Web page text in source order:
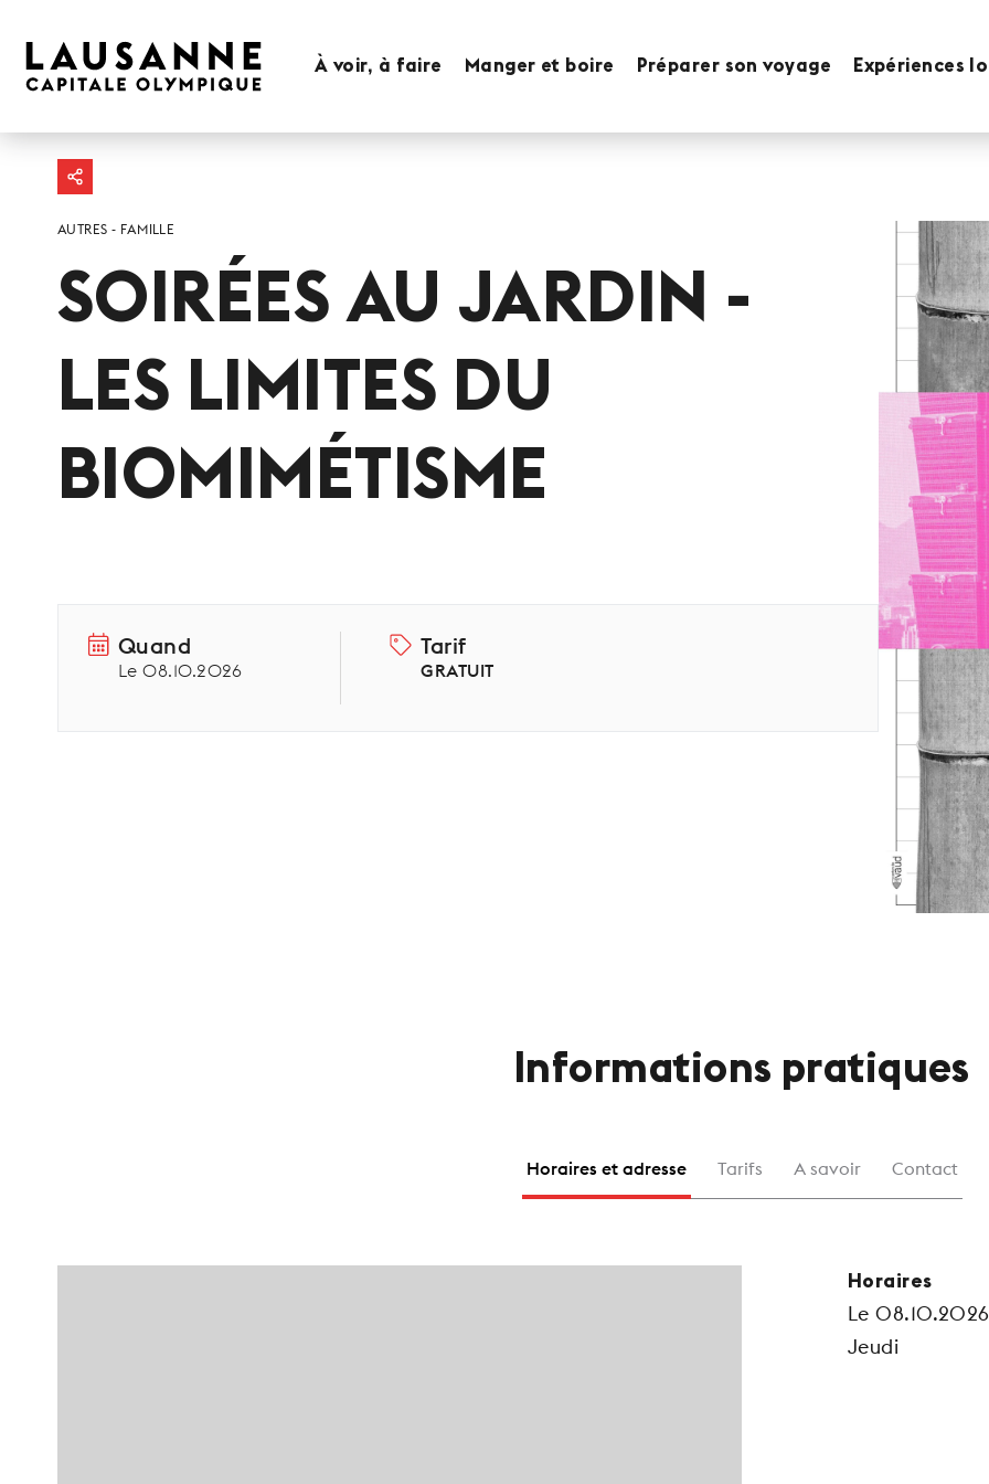
À voir, à faire Manger et boire Préparer son voyage Expériences
AUTRES FAMILLE
SOIRÉES AU JARDIN -
LES LIMITES DU
BIOMIMÉTISME
Quand
Le 08.10.2026
Tarif
GRATUIT
Informations pratiques
Horaires et adresse Tarifs A savoir Contact
Horaires
Le 08.10.2026
Jeudi